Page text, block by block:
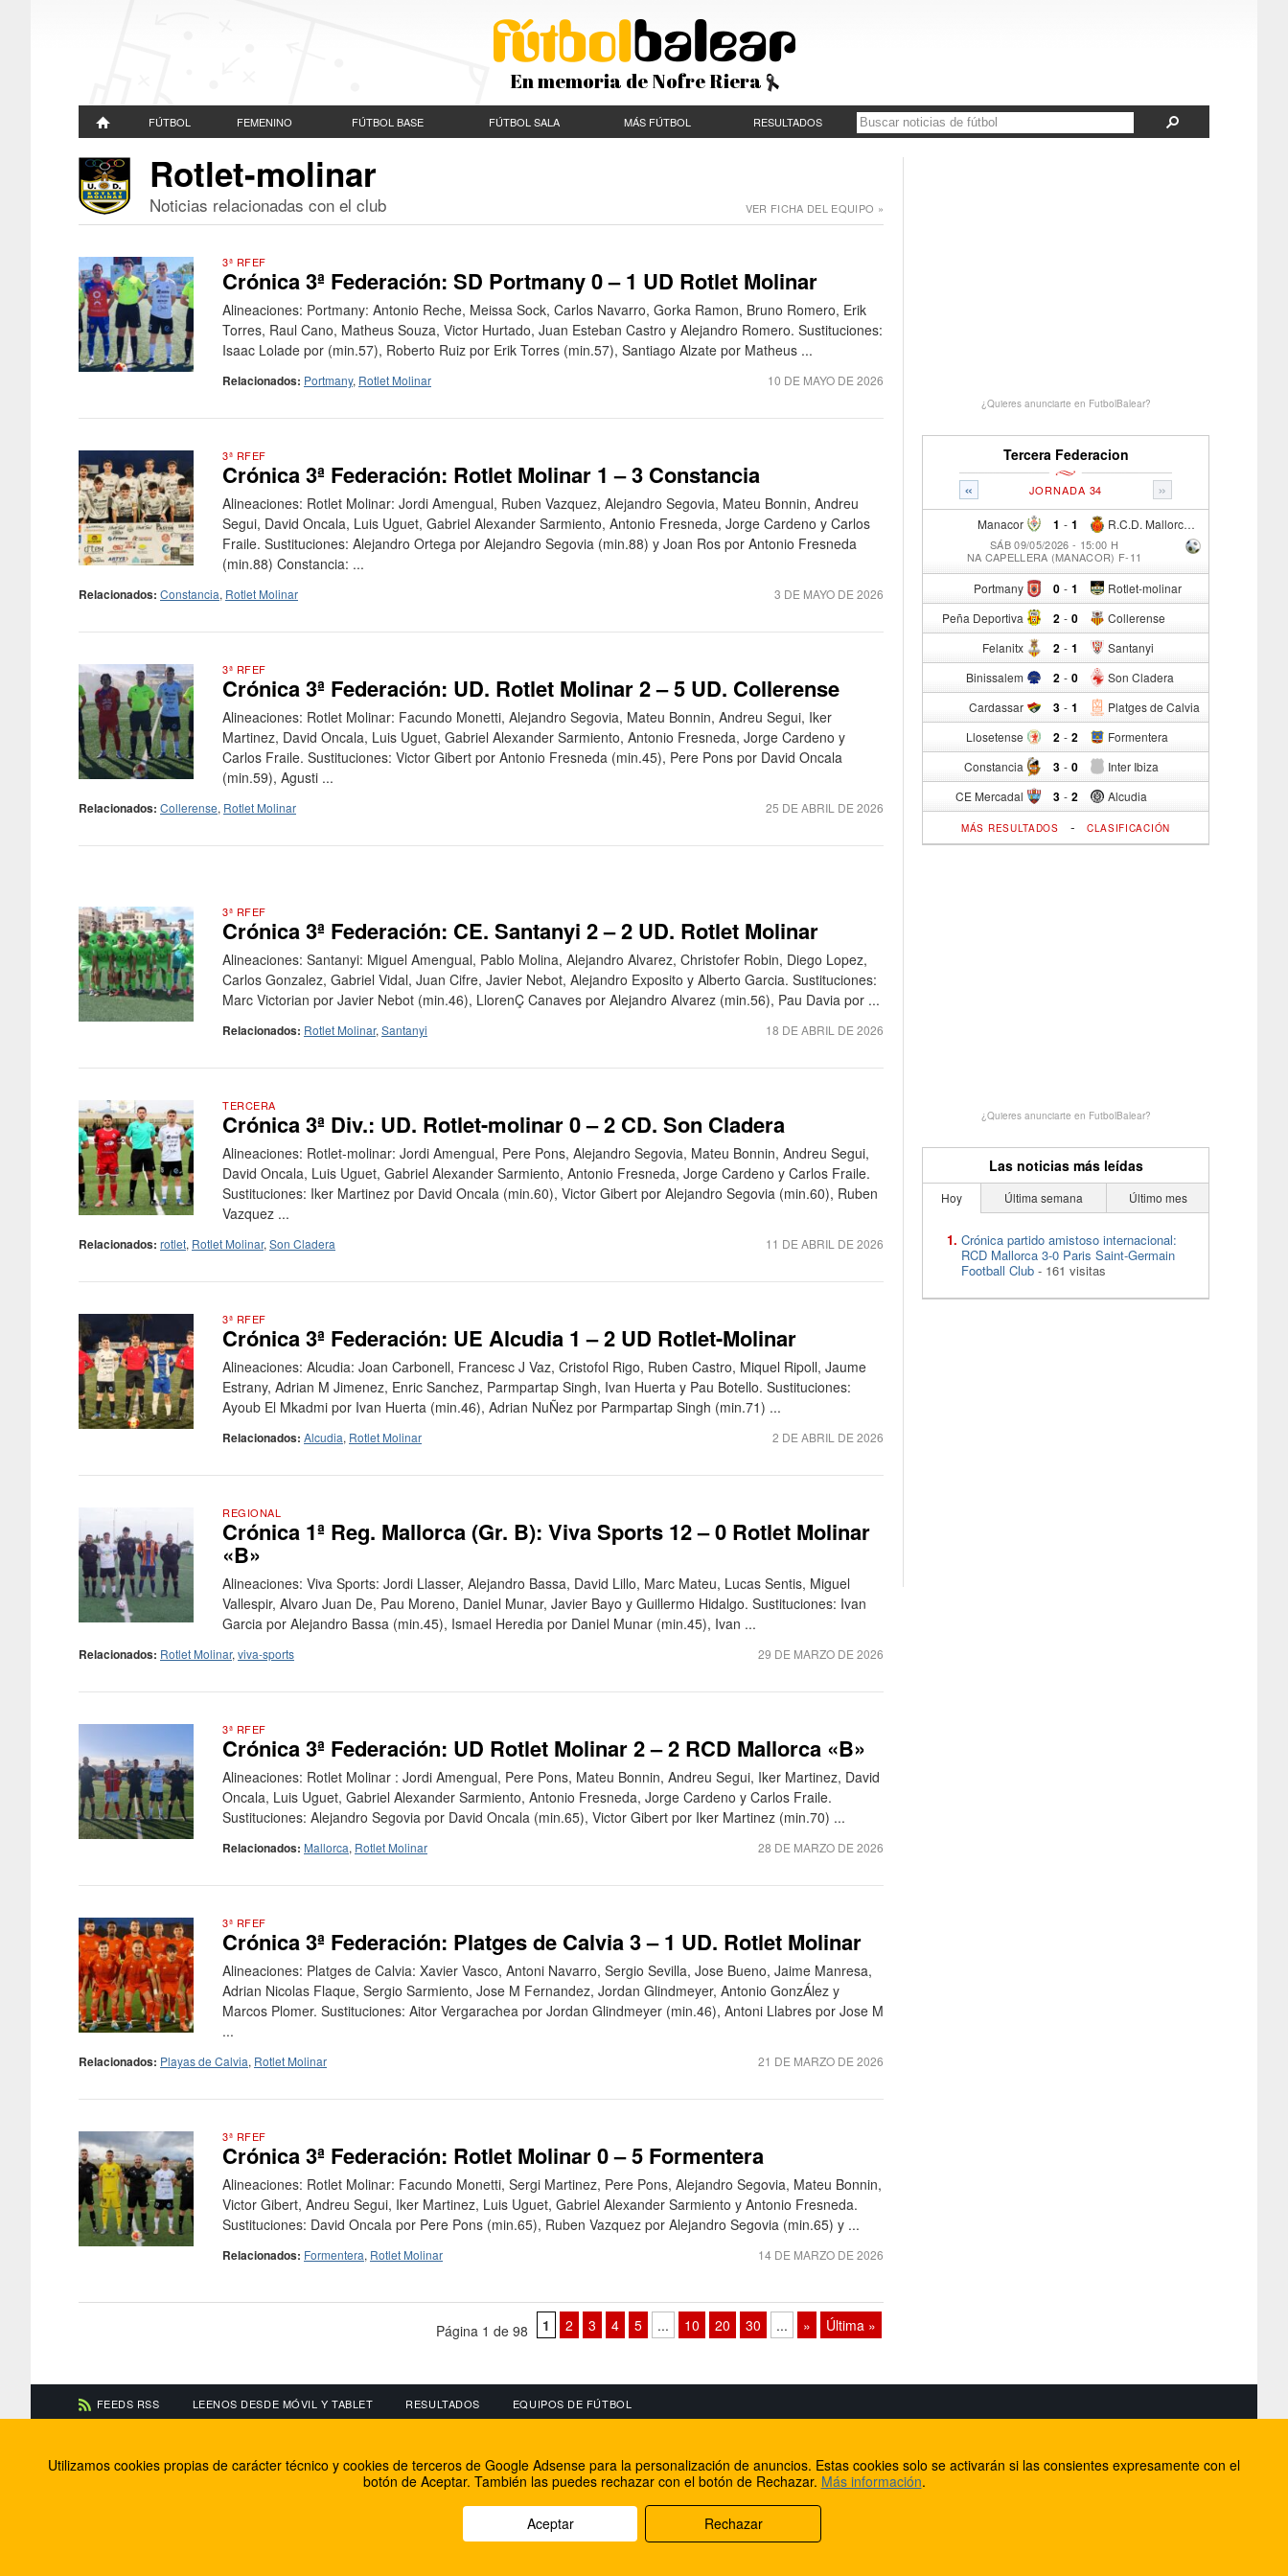
En memoria de Nofre Riera
FÚTBOL FEMENINO FÚTBOL BASE FÚTBOL SALA MÁS FÚTBOL RESULTADOS
Rotlet-molinar
VER FICHA DEL EQUIPO »
Noticias relacionadas con el club
3ª RFEF
Crónica 3ª Federación: SD Portmany 0 – 1 UD Rotlet Molinar
Alineaciones: Portmany: Antonio Reche, Meissa Sock, Carlos Navarro, Gorka Ramon, Bruno Romero, Erik
Torres, Raul Cano, Matheus Souza, Victor Hurtado, Juan Esteban Castro y Alejandro Romero. Sustituciones:
Isaac Lolade por (min.57), Roberto Ruiz por Erik Torres (min.57), Santiago Alzate por Matheus ...
10 DE MAYO DE 2026
Relacionados: Portmany, Rotlet Molinar
3ª RFEF
Crónica 3ª Federación: Rotlet Molinar 1 – 3 Constancia
Alineaciones: Rotlet Molinar: Jordi Amengual, Ruben Vazquez, Alejandro Segovia, Mateu Bonnin, Andreu
Segui, David Oncala, Luis Uguet, Gabriel Alexander Sarmiento, Antonio Fresneda, Jorge Cardeno y Carlos
Fraile. Sustituciones: Alejandro Ortega por Alejandro Segovia (min.88) y Joan Ros por Antonio Fresneda
(min.88) Constancia: ...
3 DE MAYO DE 2026
Relacionados: Constancia, Rotlet Molinar
3ª RFEF
Crónica 3ª Federación: UD. Rotlet Molinar 2 – 5 UD. Collerense
Alineaciones: Rotlet Molinar: Facundo Monetti, Alejandro Segovia, Mateu Bonnin, Andreu Segui, Iker
Martinez, David Oncala, Luis Uguet, Gabriel Alexander Sarmiento, Antonio Fresneda, Jorge Cardeno y
Carlos Fraile. Sustituciones: Victor Gibert por Antonio Fresneda (min.45), Pere Pons por David Oncala
(min.59), Agusti ...
25 DE ABRIL DE 2026
Relacionados: Collerense, Rotlet Molinar
3ª RFEF
Crónica 3ª Federación: CE. Santanyi 2 – 2 UD. Rotlet Molinar
Alineaciones: Santanyi: Miguel Amengual, Pablo Molina, Alejandro Alvarez, Christofer Robin, Diego Lopez,
Carlos Gonzalez, Gabriel Vidal, Juan Cifre, Javier Nebot, Alejandro Exposito y Alberto Garcia. Sustituciones:
Marc Victorian por Javier Nebot (min.46), LlorenÇ Canaves por Alejandro Alvarez (min.56), Pau Davia por ...
18 DE ABRIL DE 2026
Relacionados: Rotlet Molinar, Santanyi
TERCERA
Crónica 3ª Div.: UD. Rotlet-molinar 0 – 2 CD. Son Cladera
Alineaciones: Rotlet-molinar: Jordi Amengual, Pere Pons, Alejandro Segovia, Mateu Bonnin, Andreu Segui,
David Oncala, Luis Uguet, Gabriel Alexander Sarmiento, Antonio Fresneda, Jorge Cardeno y Carlos Fraile.
Sustituciones: Iker Martinez por David Oncala (min.60), Victor Gibert por Alejandro Segovia (min.60), Ruben
Vazquez ...
11 DE ABRIL DE 2026
Relacionados: rotlet, Rotlet Molinar, Son Cladera
3ª RFEF
Crónica 3ª Federación: UE Alcudia 1 – 2 UD Rotlet-Molinar
Alineaciones: Alcudia: Joan Carbonell, Francesc J Vaz, Cristofol Rigo, Ruben Castro, Miquel Ripoll, Jaume
Estrany, Adrian M Jimenez, Enric Sanchez, Parmpartap Singh, Ivan Huerta y Pau Botello. Sustituciones:
Ayoub El Mkadmi por Ivan Huerta (min.46), Adrian NuÑez por Parmpartap Singh (min.71) ...
2 DE ABRIL DE 2026
Relacionados: Alcudia, Rotlet Molinar
REGIONAL
Crónica 1ª Reg. Mallorca (Gr. B): Viva Sports 12 – 0 Rotlet Molinar
«B»
Alineaciones: Viva Sports: Jordi Llasser, Alejandro Bassa, David Lillo, Marc Mateu, Lucas Sentis, Miguel
Vallespir, Alvaro Juan De, Pau Moreno, Daniel Munar, Javier Bayo y Guillermo Hidalgo. Sustituciones: Ivan
Garcia por Alejandro Bassa (min.45), Ismael Heredia por Daniel Munar (min.45), Ivan ...
29 DE MARZO DE 2026
Relacionados: Rotlet Molinar, viva-sports
3ª RFEF
Crónica 3ª Federación: UD Rotlet Molinar 2 – 2 RCD Mallorca «B»
Alineaciones: Rotlet Molinar : Jordi Amengual, Pere Pons, Mateu Bonnin, Andreu Segui, Iker Martinez, David
Oncala, Luis Uguet, Gabriel Alexander Sarmiento, Antonio Fresneda, Jorge Cardeno y Carlos Fraile.
Sustituciones: Alejandro Segovia por David Oncala (min.65), Victor Gibert por Iker Martinez (min.70) ...
28 DE MARZO DE 2026
Relacionados: Mallorca, Rotlet Molinar
3ª RFEF
Crónica 3ª Federación: Platges de Calvia 3 – 1 UD. Rotlet Molinar
Alineaciones: Platges de Calvia: Xavier Vasco, Antoni Navarro, Sergio Sevilla, Jose Bueno, Jaime Manresa,
Adrian Nicolas Flaque, Sergio Sarmiento, Jose M Fernandez, Jordan Glindmeyer, Antonio GonzÁlez y
Marcos Plomer. Sustituciones: Aitor Vergarachea por Jordan Glindmeyer (min.46), Antoni Llabres por Jose M
...
21 DE MARZO DE 2026
Relacionados: Playas de Calvia, Rotlet Molinar
3ª RFEF
Crónica 3ª Federación: Rotlet Molinar 0 – 5 Formentera
Alineaciones: Rotlet Molinar: Facundo Monetti, Sergi Martinez, Pere Pons, Alejandro Segovia, Mateu Bonnin,
Victor Gibert, Andreu Segui, Iker Martinez, Luis Uguet, Gabriel Alexander Sarmiento y Antonio Fresneda.
Sustituciones: David Oncala por Pere Pons (min.65), Ruben Vazquez por Alejandro Segovia (min.65) y ...
14 DE MARZO DE 2026
Relacionados: Formentera, Rotlet Molinar
Página 1 de 98 1 2 3 4 5 ... 10 20 30 ... » Última »
¿Quieres anunciarte en FutbolBalear?
Tercera Federacion
« »
JORNADA 34
Manacor 1 - R.C.D. Mallorca Sad "B"
1
SÁB 09/05/2026 - 15:00 H
NA CAPELLERA (MANACOR) F-11
Portmany 0 - Rotlet-molinar
1
Peña Deportiva 2 - Collerense
0
Felanitx 2 - Santanyi
1
Binissalem 2 - Son Cladera
0
Cardassar 3 - Platges de Calvia
1
Llosetense 2 - Formentera
2
Constancia 3 - Inter Ibiza
0
CE Mercadal 3 - Alcudia
2
MÁS RESULTADOS - CLASIFICACIÓN
¿Quieres anunciarte en FutbolBalear?
Las noticias más leídas
Hoy Última semana Último mes
Crónica partido amistoso internacional:
RCD Mallorca 3-0 Paris Saint-Germain
Football Club - 161 visitas
FEEDS RSS LEENOS DESDE MÓVIL Y TABLET RESULTADOS EQUIPOS DE FÚTBOL
Información de contacto
El equipo de FútbolBalear
Soluciones Corporativas IP
Facebook
Twitter
Internet Rural Mallorca
Registro de dominios
Utilizamos cookies propias de carácter técnico y cookies de terceros de Google Adsense para la personalización de anuncios. Estas cookies solo se activarán si las consientes expresamente con el
botón de Aceptar. También las puedes rechazar con el botón de Rechazar. Más información.
Aceptar Rechazar